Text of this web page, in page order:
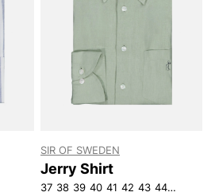
SIR OF SWEDEN
Jerry Shirt
37 38 39 40 41 42 43 44 45